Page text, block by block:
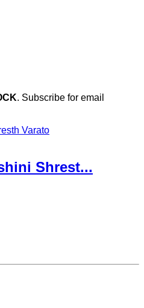
. Subscribe for email
Shrest...